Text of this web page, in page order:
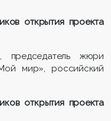
открытия проекта
, председатель жюри
мир», российский
открытия проекта